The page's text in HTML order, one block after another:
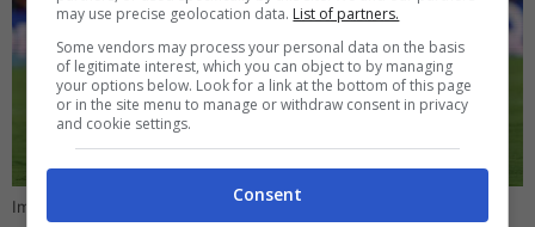
Immobile out, Castro titolare: la formazione di Bologna-Como
may use precise geolocation data. List of partners.
Some vendors may process your personal data on the basis
of legitimate interest, which you can object to by managing
your options below. Look for a link at the bottom of this page
or in the site menu to manage or withdraw consent in privacy
and cookie settings.
Consent